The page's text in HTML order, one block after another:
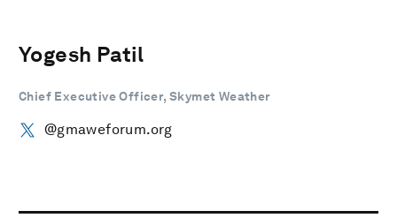
Yogesh Patil
Chief Executive Officer, Skymet Weather
@gmaweforum.org